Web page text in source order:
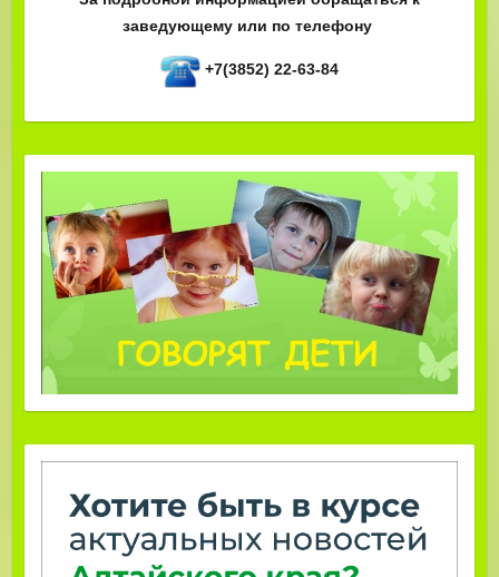
заведующему или по телефону
+7(3852) 22-63-84